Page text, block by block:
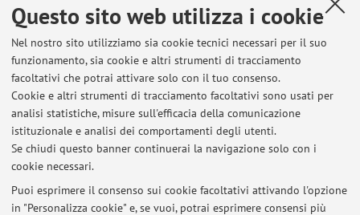
Questo sito web utilizza i cookie
Nel nostro sito utilizziamo sia cookie tecnici necessari per il suo
funzionamento, sia cookie e altri strumenti di tracciamento
facoltativi che potrai attivare solo con il tuo consenso.
Cookie e altri strumenti di tracciamento facoltativi sono usati per
analisi statistiche, misure sull'efficacia della comunicazione
istituzionale e analisi dei comportamenti degli utenti.
Se chiudi questo banner continuerai la navigazione solo con i
cookie necessari.
Puoi esprimere il consenso sui cookie facoltativi attivando l'opzione
in "Personalizza cookie" e, se vuoi, potrai esprimere consensi più
Ultimi avvisi
COMUNICAZIONE GIORNALISTICA - PROVA SCRITTA DEL 21 LUGLIO
2026
Pubblicato il: 28 luglio 2026
COMUNICAZIONE GIORNALISTICA - PROVA SCRITTA DEL 26 MAGGIO
2026
Pubblicato il: 30 maggio 2026